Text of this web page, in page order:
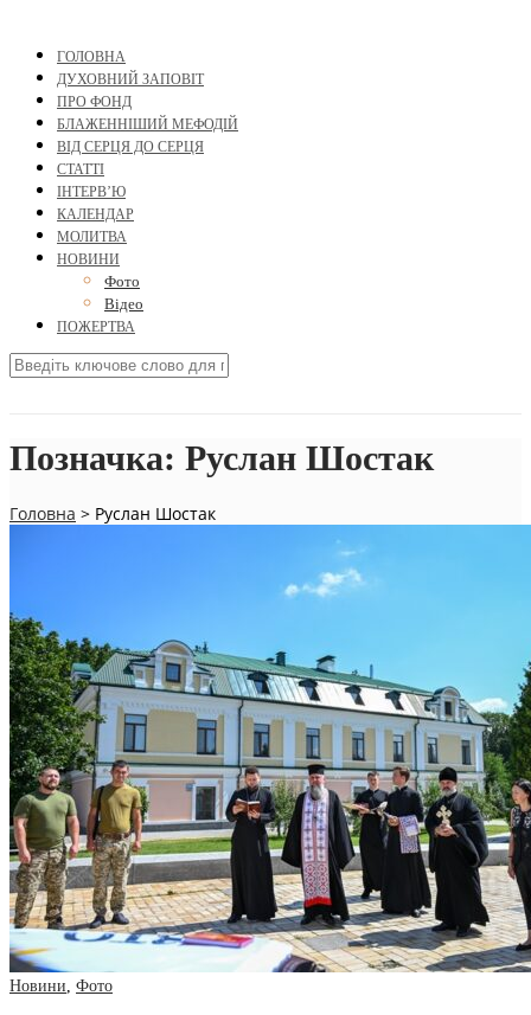
ГОЛОВНА
ДУХОВНИЙ ЗАПОВІТ
ПРО ФОНД
БЛАЖЕННІШИЙ МЕФОДІЙ
ВІД СЕРЦЯ ДО СЕРЦЯ
СТАТТІ
ІНТЕРВ’Ю
КАЛЕНДАР
МОЛИТВА
НОВИНИ
Фото
Відео
ПОЖЕРТВА
Позначка: Руслан Шостак
Головна > Руслан Шостак
Новини, Фото